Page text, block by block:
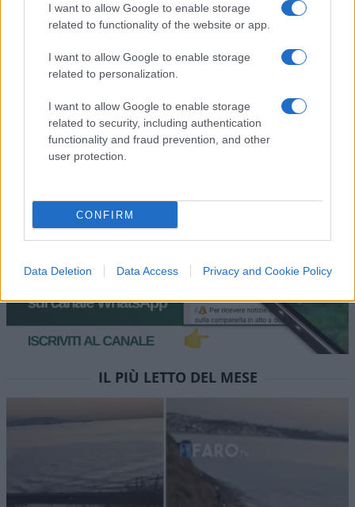
I want to allow Google to enable storage
related to functionality of the website or app.
I want to allow Google to enable storage
related to personalization.
I want to allow Google to enable storage
related to security, including authentication
functionality and fraud prevention, and other
user protection.
CONFIRM
Data Deletion Data Access Privacy and Cookie Policy
SEDUTE SATIRICHE
Vignetta del 07/08/2026
IL PIÙ LETTO DEL MESE